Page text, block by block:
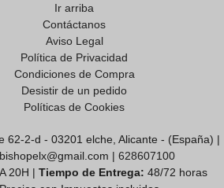
Ir arriba
Contáctanos
Aviso Legal
Política de Privacidad
Condiciones de Compra
Desistir de un pedido
Políticas de Cookies
62-2-d - 03201 elche, Alicante - (España) |
| 628607100
20H | Tiempo de Entrega: 48/72 horas